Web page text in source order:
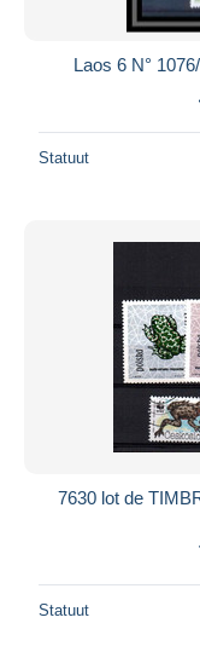
Laos 6 N°
Statuut
7630 lot de
Statuut